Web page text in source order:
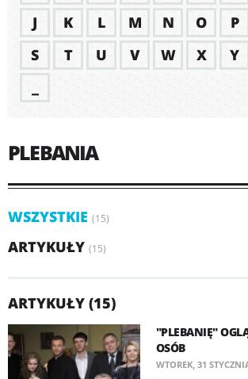
J
K L M N O P
S
T U V W X Y
PLEBANIA
WSZYSTKIE (15)
ARTYKUŁY (15)
ARTYKUŁY (15)
"PLEBANIĘ"
OSÓB
WTOREK, 31